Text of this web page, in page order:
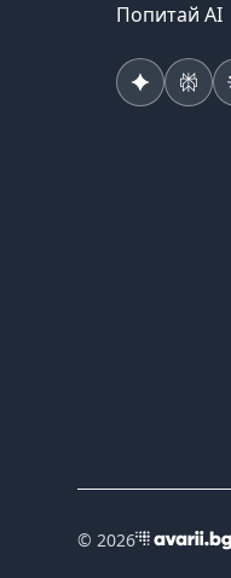
Попитай AI
© 2026